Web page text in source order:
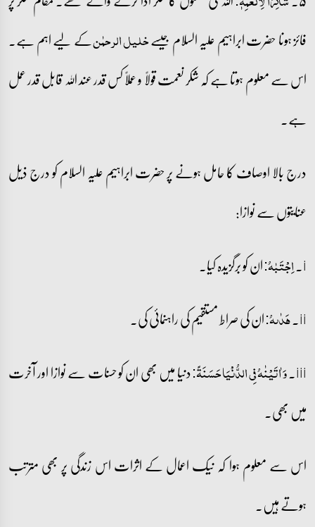
فائز ہونا حضرت ابراہیم علیہ السلام جیسےخلیل الرحمٰنکے لیے اہم ہے۔
اس سے معلوم ہوتا ہے کہ شکر نعمت قولاً و عملاً کس قدر عند اللہ قابل قدر عمل
ہے۔
درج بالا اوصاف کا حامل ہونے پر حضرت ابراہیم علیہ السلام کو درج ذیل
عنایتوں سے نوازا:
i۔ اِجۡتَبٰہُ:ان کو برگزیدہ کیا۔
ii۔ ہَدٰىہُ:ان کی صراط مستقیم کی راہنمائی کی۔
iii۔ وَ اٰتَیۡنٰہُ فِی الدُّنۡیَا حَسَنَۃً:دنیا میں بھی ان کو حسنات سے نوازا اور آخرت
میں بھی۔
اس سے معلوم ہوا کہ نیک اعمال کے اثرات اس زندگی پر بھی مترتب
ہوتے ہیں۔